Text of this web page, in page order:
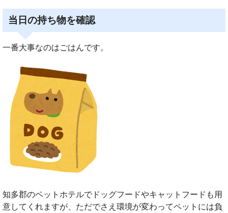
当日の持ち物を確認
一番大事なのはごはんです。
知多郡のペットホテルでドッグフードやキャットフードも用
意してくれますが、ただでさえ環境が変わってペットには負